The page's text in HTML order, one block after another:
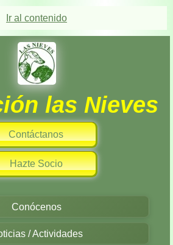
Ir al contenido
las Nieves
Contáctanos
Hazte Socio
Conócenos
/ Actividades